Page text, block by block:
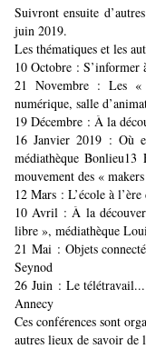
Suivront ensuite
juin 2019.
Les thématiques et les
10 Octobre : S’informer
21 Novembre : Les
numérique, salle
19 Décembre : À la
16 Janvier 2019 : Où
médiathèque
mouvement des «
12 Mars : L’école à
10 Avril : À la
libre », médiathèque
21 Mai : Objets
Seynod
26 Juin : Le
Annecy
Ces conférences sont
autres lieux de savoir de